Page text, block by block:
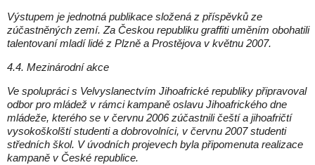
Výstupem je jednotná publikace složená z příspěvků ze
zúčastněných zemí. Za Českou republiku graffiti uměním obohatili
talentovaní mladí lidé z Plzně a Prostějova v květnu 2007.
4.4. Mezinárodní akce
Ve spolupráci s Velvyslanectvím Jihoafrické republiky připravoval
odbor pro mládež v rámci kampaně oslavu Jihoafrického dne
mládeže, kterého se v červnu 2006 zúčastnili čeští a jihoafričtí
vysokoškolští studenti a dobrovolníci, v červnu 2007 studenti
středních škol. V úvodních projevech byla připomenuta realizace
kampaně v České republice.